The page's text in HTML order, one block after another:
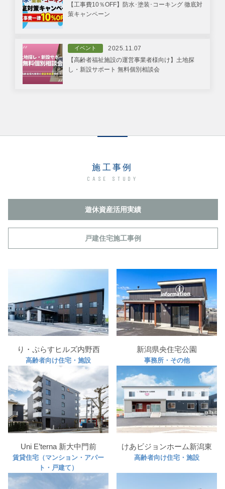
【工事費10％OFF】防水･塗装･コーキング 徹底対
策キャンペーン
イベント
2025.11.07
【高齢者福祉施設の運営事業者様向け】土地探
し・新設サポート 無料個別相談会
施工事例
CASE STUDY
遊休資産活用実績
戸建住宅施工事例
り・ぷらすヒルズ内野西
高齢者向け住宅・施設
新潟県央住宅公園
事務所・その他
Uni E’terna 新大中門前
賃貸住宅（マンション・アパー
ト・戸建て）
けあビジョンホーム新潟東
高齢者向け住宅・施設